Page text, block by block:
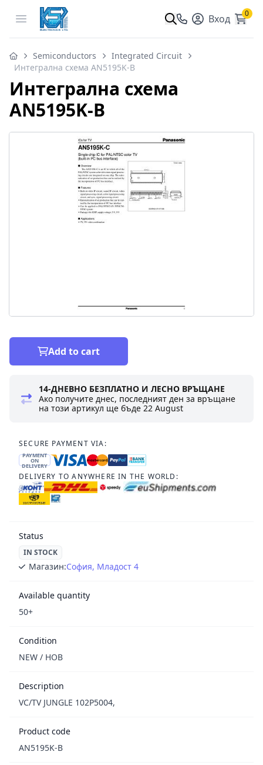
Open menu Вход 0
Semiconductors
Integrated Circuit
Интегрална схема AN5195K-B
Интегрална схема
AN5195K-B
Add to cart
14-ДНЕВНО БЕЗПЛАТНО И ЛЕСНО ВРЪЩАНЕ
Ако получите днес, последният ден за връщане
на този артикул ще бъде22 August
SECURE PAYMENT VIA:
PAYMENT
ON
DELIVERY
DELIVERY TO ANYWHERE IN THE WORLD:
Status
IN STOCK
Магазин:София, Младост 4
Available quantity
50+
Condition
NEW / НОВ
Description
VC/TV JUNGLE 102P5004,
Product code
AN5195K-B